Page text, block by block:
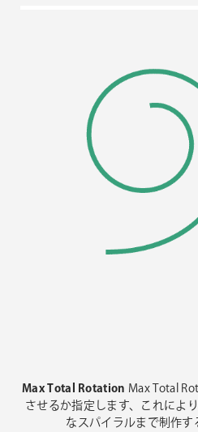
Max Total Rotation Max Total
させるか指定します、これによ
なスパイラルまで制作す